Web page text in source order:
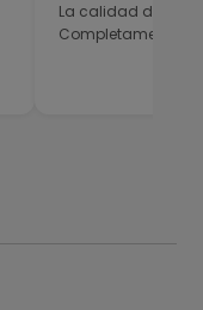
La calidad del
Completamente